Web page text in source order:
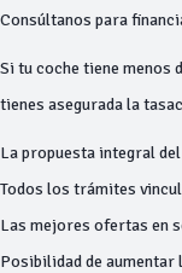
Consúltanos para
Si tu coche tiene menos
tienes asegurada la
La propuesta integral
Todos los trámites
Las mejores ofertas en
Posibilidad de aumentar